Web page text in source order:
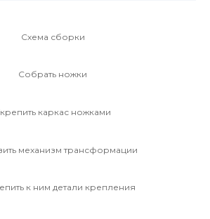
Схема сборки
Собрать ножки
каркас ножками
механизм трансформации
к ним детали крепления